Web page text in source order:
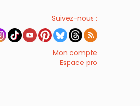
Suivez-nous :
Mon compte
Espace pro